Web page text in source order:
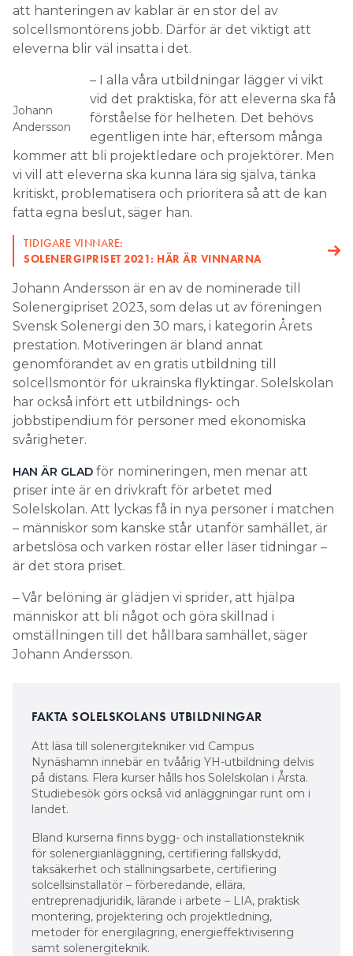
att hanteringen av kablar är en stor del av
solcellsmontörens jobb. Därför är det viktigt att
eleverna blir väl insatta i det.
Johann
Andersson
– I alla våra utbildningar lägger vi vikt
vid det praktiska, för att eleverna ska få
förståelse för helheten. Det behövs
egentligen inte här, eftersom många
kommer att bli projektledare och projektörer. Men
vi vill att eleverna ska kunna lära sig själva, tänka
kritiskt, problematisera och prioritera så att de kan
fatta egna beslut, säger han.
TIDIGARE VINNARE:
SOLENERGIPRISET 2021: HÄR ÄR VINNARNA
Johann Andersson är en av de nominerade till
Solenergipriset 2023, som delas ut av föreningen
Svensk Solenergi den 30 mars, i kategorin Årets
prestation. Motiveringen är bland annat
genomförandet av en gratis utbildning till
solcellsmontör för ukrainska flyktingar. Solelskolan
har också infört ett utbildnings- och
jobbstipendium för personer med ekonomiska
svårigheter.
HAN ÄR GLAD för nomineringen, men menar att
priser inte är en drivkraft för arbetet med
Solelskolan. Att lyckas få in nya personer i matchen
– människor som kanske står utanför samhället, är
arbetslösa och varken röstar eller läser tidningar –
är det stora priset.
– Vår belöning är glädjen vi sprider, att hjälpa
människor att bli något och göra skillnad i
omställningen till det hållbara samhället, säger
Johann Andersson.
FAKTA SOLELSKOLANS UTBILDNINGAR
Att läsa till solenergitekniker vid Campus
Nynäshamn innebär en tvåårig YH-utbildning delvis
på distans. Flera kurser hålls hos Solelskolan i Årsta.
Studiebesök görs också vid anläggningar runt om i
landet.
Bland kurserna finns bygg- och installationsteknik
för solenergianläggning, certifiering fallskydd,
taksäkerhet och ställningsarbete, certifiering
solcellsinstallatör – förberedande, ellära,
entreprenadjuridik, lärande i arbete – LIA, praktisk
montering, projektering och projektledning,
metoder för energilagring, energieffektivisering
samt solenergiteknik.